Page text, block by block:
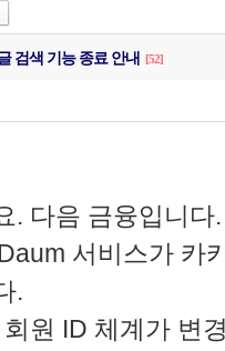
검색 기능 종료 안내 [52]
. 다음 금융입니다.
서비스가 카
.
원 ID 체계가 변